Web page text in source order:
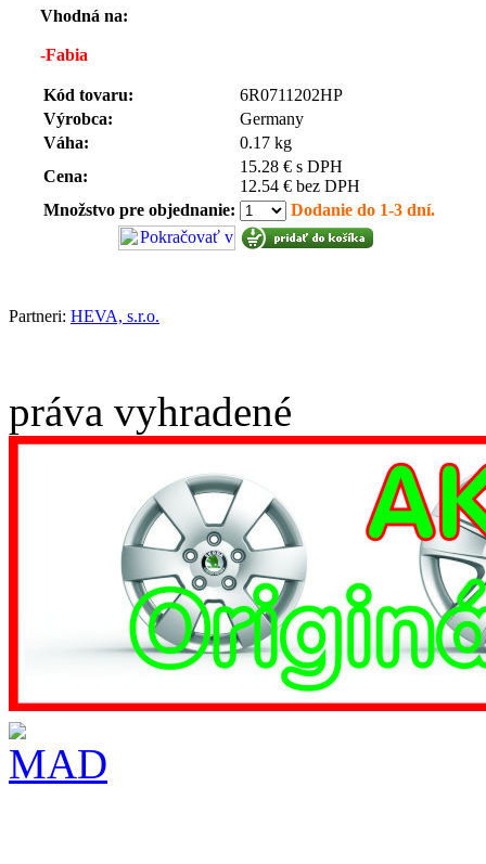
Vhodná na:
-Fabia
Kód tovaru:
6R0711202HP
Výrobca:
Germany
Váha:
0.17 kg
Cena:
15.28 € s DPH
12.54 € bez DPH
Množstvo pre objednanie:
Dodanie do 1-3 dní.
Partneri: HEVA, s.r.o.
práva vyhradené